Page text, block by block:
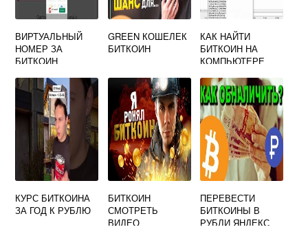
ВИРТУАЛЬНЫЙ
НОМЕР ЗА
БИТКОИН
GREEN КОШЕЛЕК
БИТКОИН
КАК НАЙТИ
БИТКОИН НА
КОМПЬЮТЕРЕ
КУРС БИТКОИНА
ЗА ГОД К РУБЛЮ
БИТКОИН
СМОТРЕТЬ
ВИДЕО
ПЕРЕВЕСТИ
БИТКОИНЫ В
РУБЛИ ЯНДЕКС